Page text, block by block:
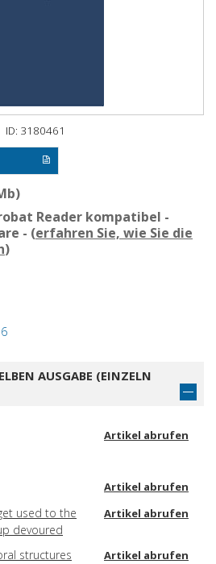
ID: 3180461
Reader kompatibel -
- (erfahren Sie, wie Sie die
)
AUSGABE (EINZELN
Artikel abrufen
Artikel abrufen
used to the
devoured
Artikel abrufen
structures
Artikel abrufen